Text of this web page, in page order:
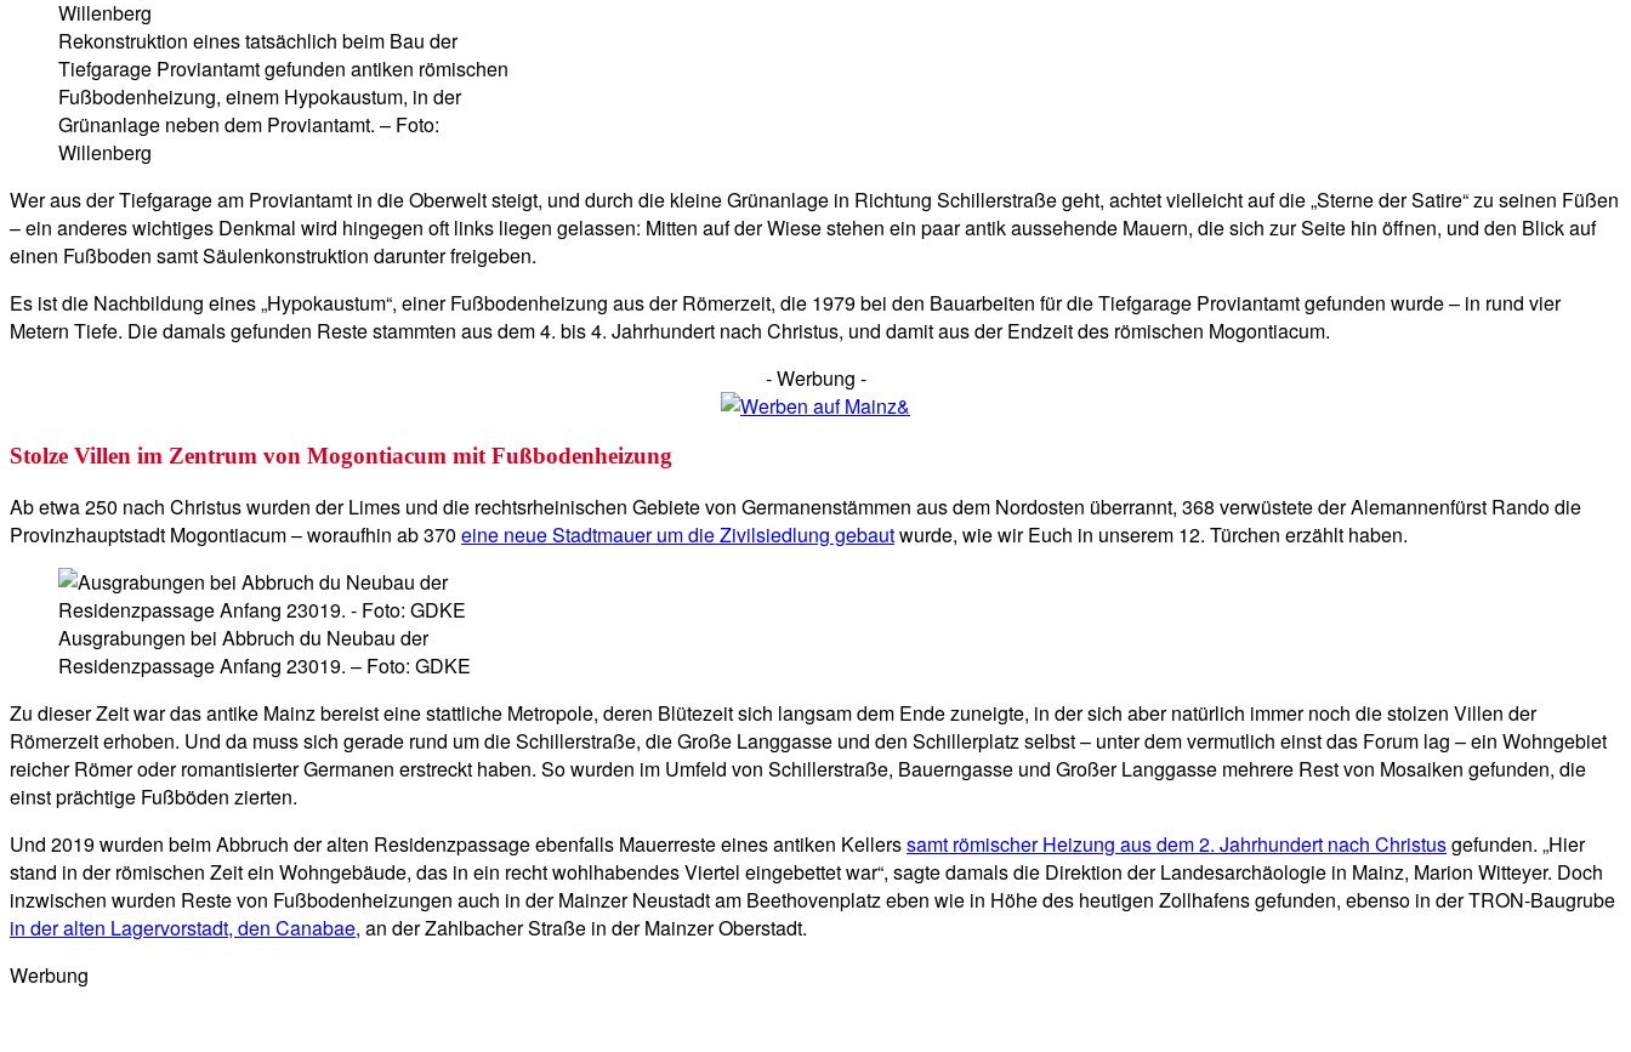
Rekonstruktion eines tatsächlich beim Bau der
Tiefgarage Proviantamt gefunden antiken römischen
Fußbodenheizung, einem Hypokaustum, in der
Grünanlage neben dem Proviantamt. – Foto:
Willenberg
Wer aus der Tiefgarage am Proviantamt in die Oberwelt steigt, und durch die kleine Grünanlage in Richtung Schillerstraße geht, achtet vielleicht auf die „Sterne der Satire“ zu seinen Füßen
– ein anderes wichtiges Denkmal wird hingegen oft links liegen gelassen: Mitten auf der Wiese stehen ein paar antik aussehende Mauern, die sich zur Seite hin öffnen, und den Blick auf
einen Fußboden samt Säulenkonstruktion darunter freigeben.
Es ist die Nachbildung eines „Hypokaustum“, einer Fußbodenheizung aus der Römerzeit, die 1979 bei den Bauarbeiten für die Tiefgarage Proviantamt gefunden wurde – in rund vier
Metern Tiefe. Die damals gefunden Reste stammten aus dem 4. bis 4. Jahrhundert nach Christus, und damit aus der Endzeit des römischen Mogontiacum.
- Werbung -
Stolze Villen im Zentrum von Mogontiacum mit Fußbodenheizung
Ab etwa 250 nach Christus wurden der Limes und die rechtsrheinischen Gebiete von Germanenstämmen aus dem Nordosten überrannt, 368 verwüstete der Alemannenfürst Rando die
Provinzhauptstadt Mogontiacum – woraufhin ab 370 eine neue Stadtmauer um die Zivilsiedlung gebautwurde, wie wir Euch in unserem 12. Türchen erzählt haben.
Ausgrabungen bei Abbruch du Neubau der
Residenzpassage Anfang 23019. – Foto: GDKE
Zu dieser Zeit war das antike Mainz bereist eine stattliche Metropole, deren Blütezeit sich langsam dem Ende zuneigte, in der sich aber natürlich immer noch die stolzen Villen der
Römerzeit erhoben. Und da muss sich gerade rund um die Schillerstraße, die Große Langgasse und den Schillerplatz selbst – unter dem vermutlich einst das Forum lag – ein Wohngebiet
reicher Römer oder romantisierter Germanen erstreckt haben. So wurden im Umfeld von Schillerstraße, Bauerngasse und Großer Langgasse mehrere Rest von Mosaiken gefunden, die
einst prächtige Fußböden zierten.
Und 2019 wurden beim Abbruch der alten Residenzpassage ebenfalls Mauerreste eines antiken Kellerssamt römischer Heizung aus dem 2. Jahrhundert nach Christusgefunden. „Hier
stand in der römischen Zeit ein Wohngebäude, das in ein recht wohlhabendes Viertel eingebettet war“, sagte damals die Direktion der Landesarchäologie in Mainz, Marion Witteyer. Doch
inzwischen wurden Reste von Fußbodenheizungen auch in der Mainzer Neustadt am Beethovenplatz eben wie in Höhe des heutigen Zollhafens gefunden, ebenso in der TRON-Baugrube
in der alten Lagervorstadt, den Canabae, an der Zahlbacher Straße in der Mainzer Oberstadt.
Werbung